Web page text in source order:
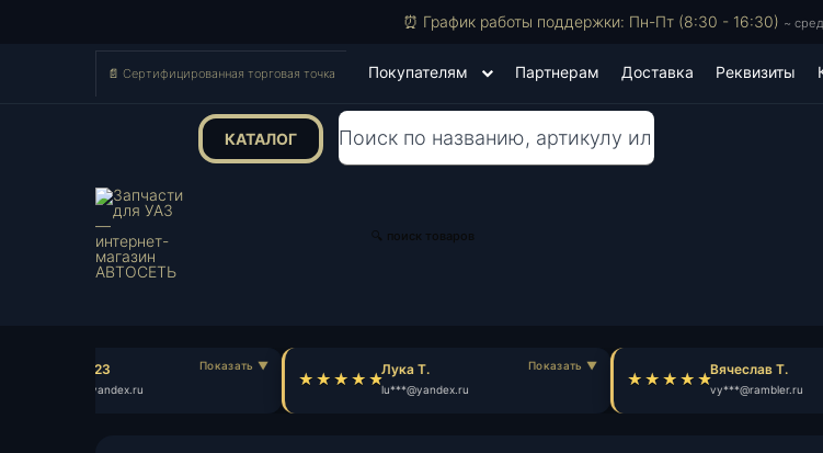
⏰ График работы поддержки: Пн-Пт (8:30 - 16:30) ~
📄 Сертифицированная торговая точка Покупателям Партнерам Доставка Реквизиты
КАТАЛОГ Поиск
🔍 поиск товаров
sawa723
sa***@yandex.ru
Лука Т.
lu***@yandex.ru
Вячеслав Т.
vy***@rambler.ru